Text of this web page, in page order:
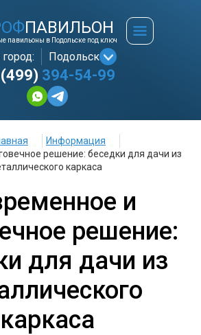
ПАВИЛЬОН
павильоны в Подольске под ключ
Подольск
394-54-99
Информация
решение: беседки для дачи из
каркаса
и
решение:
для дачи из
каркаса